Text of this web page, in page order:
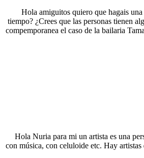
Hola amiguitos quiero que hagais
tiempo? ¿Crees que las personas tienen
compemporanea el caso de la bailaria
Hola Nuria para mi un artista es una
con música, con celuloide etc. Hay